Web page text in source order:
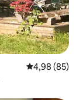
4,98 av 5 i
4,98 (85)